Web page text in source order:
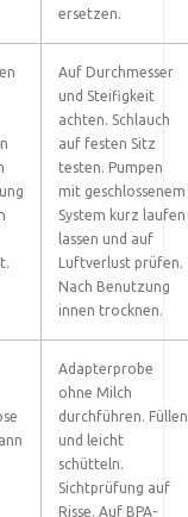
ersetzen.
Auf Durchmesser
und Steifigkeit
achten. Schlauch
auf festen Sitz
testen. Pumpen
mit geschlossenem
System kurz laufen
lassen und auf
Luftverlust prüfen.
Nach Benutzung
innen trocknen.
Adapterprobe
ohne Milch
durchführen. Füllen
und leicht
schütteln.
Sichtprüfung auf
Risse. Auf BPA-